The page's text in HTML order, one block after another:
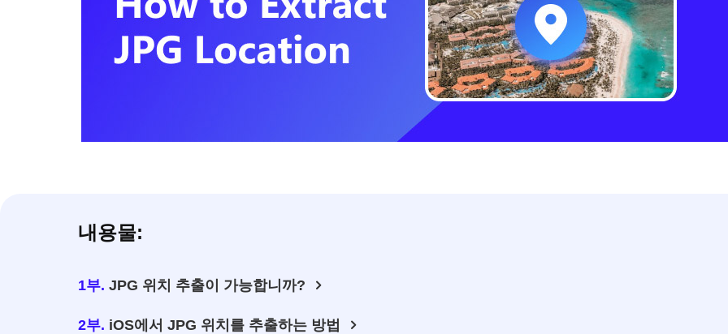
내용물:
1부. JPG 위치 추출이 가능합니까?
2부. iOS에서 JPG 위치를 추출하는 방법